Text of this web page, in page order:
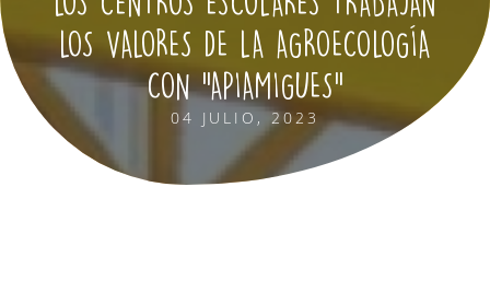
LOS VALORES DE LA AGROECOLOGÍA
CON "APIAMIGUES"
04 JULIO, 2023